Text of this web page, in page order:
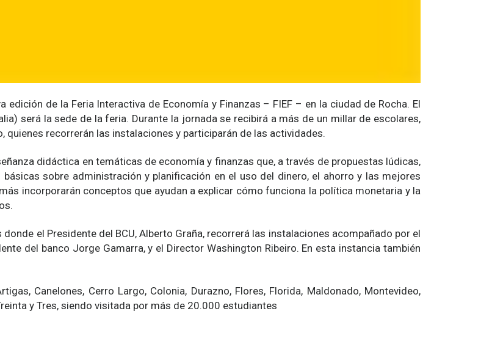
de la Feria Interactiva de Economía y Finanzas – FIEF – en la ciudad de Rocha. El
será la sede de la feria. Durante la jornada se recibirá a más de un millar de escolares,
quienes recorrerán las instalaciones y participarán de las actividades.
didáctica en temáticas de economía y finanzas que, a través de propuestas lúdicas,
sobre administración y planificación en el uso del dinero, el ahorro y las mejores
incorporarán conceptos que ayudan a explicar cómo funciona la política monetaria y la
el Presidente del BCU, Alberto Graña, recorrerá las instalaciones acompañado por el
del banco Jorge Gamarra, y el Director Washington Ribeiro. En esta instancia también
Canelones, Cerro Largo, Colonia, Durazno, Flores, Florida, Maldonado, Montevideo,
y Tres, siendo visitada por más de 20.000 estudiantes